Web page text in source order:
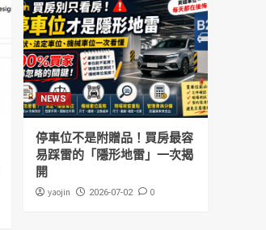
NEWS
停車位不是附贈品！買房最容
易踩雷的「隱形地雷」一次揭
開
yaojin 2026-07-02 0